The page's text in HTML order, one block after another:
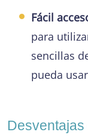
Fácil
para
sencillas
pueda